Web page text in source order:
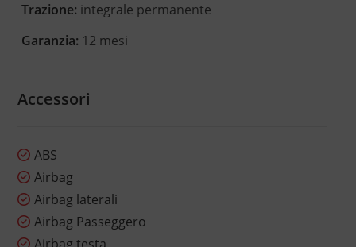
Trazione: integrale permanente
Garanzia: 12 mesi
Accessori
ABS
Airbag
Airbag laterali
Airbag Passeggero